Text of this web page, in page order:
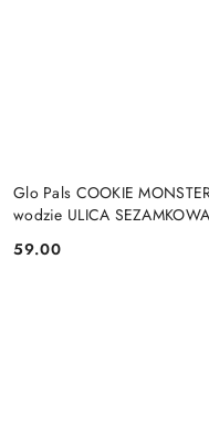
Glo Pals COOKIE
wodzie ULICA SEZAMKOWA
Cena:
59.00